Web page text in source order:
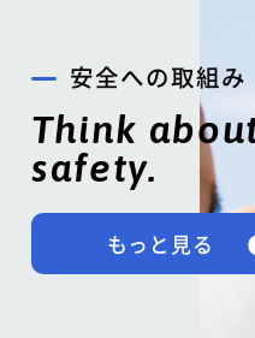
安全への取組み
Think
safety.
もっと見る